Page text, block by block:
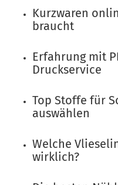
Kurzwaren
braucht
Erfahrung mit
Druckservice
Top Stoffe für
auswählen
Welche
wirklich?